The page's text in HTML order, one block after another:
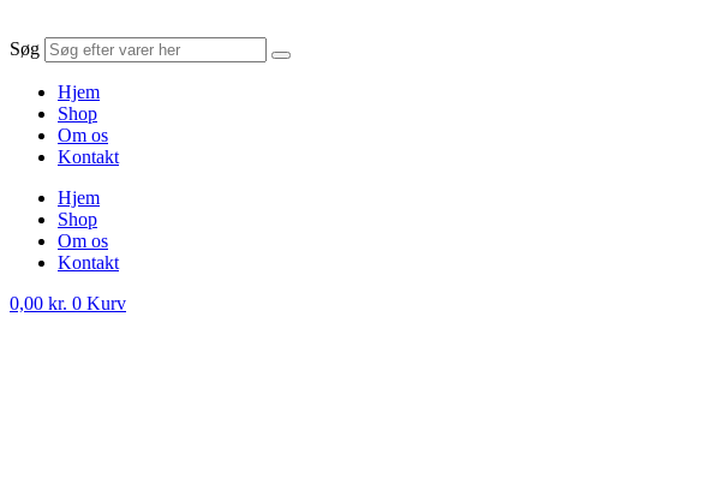
Søg
Hjem
Shop
Om os
Kontakt
Hjem
Shop
Om os
Kontakt
0,00 kr. 0 Kurv